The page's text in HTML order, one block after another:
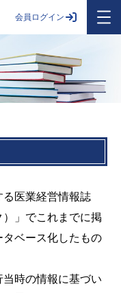
会員ログイン
る医業経営情報誌
）」でこれまでに掲
ベース化したもの
当時の情報に基づい